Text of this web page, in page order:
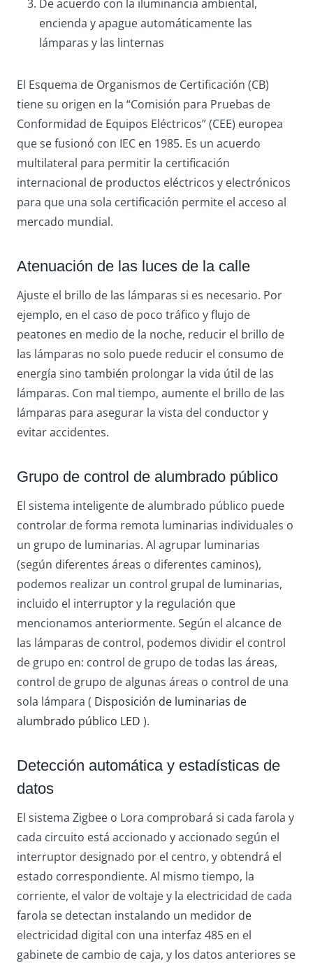
De acuerdo con la iluminancia ambiental,
encienda y apague automáticamente las
lámparas y las linternas
El Esquema de Organismos de Certificación (CB)
tiene su origen en la “Comisión para Pruebas de
Conformidad de Equipos Eléctricos” (CEE) europea
que se fusionó con IEC en 1985. Es un acuerdo
multilateral para permitir la certificación
internacional de productos eléctricos y electrónicos
para que una sola certificación permite el acceso al
mercado mundial.
Atenuación de las luces de la calle
Ajuste el brillo de las lámparas si es necesario. Por
ejemplo, en el caso de poco tráfico y flujo de
peatones en medio de la noche, reducir el brillo de
las lámparas no solo puede reducir el consumo de
energía sino también prolongar la vida útil de las
lámparas. Con mal tiempo, aumente el brillo de las
lámparas para asegurar la vista del conductor y
evitar accidentes.
Grupo de control de alumbrado público
El sistema inteligente de alumbrado público puede
controlar de forma remota luminarias individuales o
un grupo de luminarias. Al agrupar luminarias
(según diferentes áreas o diferentes caminos),
podemos realizar un control grupal de luminarias,
incluido el interruptor y la regulación que
mencionamos anteriormente. Según el alcance de
las lámparas de control, podemos dividir el control
de grupo en: control de grupo de todas las áreas,
control de grupo de algunas áreas o control de una
sola lámpara ( Disposición de luminarias de
alumbrado público LED ).
Detección automática y estadísticas de
datos
El sistema Zigbee o Lora comprobará si cada farola y
cada circuito está accionado y accionado según el
interruptor designado por el centro, y obtendrá el
estado correspondiente. Al mismo tiempo, la
corriente, el valor de voltaje y la electricidad de cada
farola se detectan instalando un medidor de
electricidad digital con una interfaz 485 en el
gabinete de cambio de caja, y los datos anteriores se